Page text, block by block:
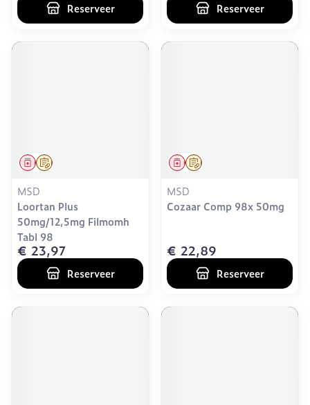
Reserveer Reserveer
Op voorschrift
Geneesmiddel
MSD
Loortan Plus
50mg/12,5mg Filmomh
Tabl 98
€ 23,97
Reserveer
Op voorschrift
Geneesmiddel
MSD
Cozaar Comp 98x 50mg
€ 22,89
Reserveer